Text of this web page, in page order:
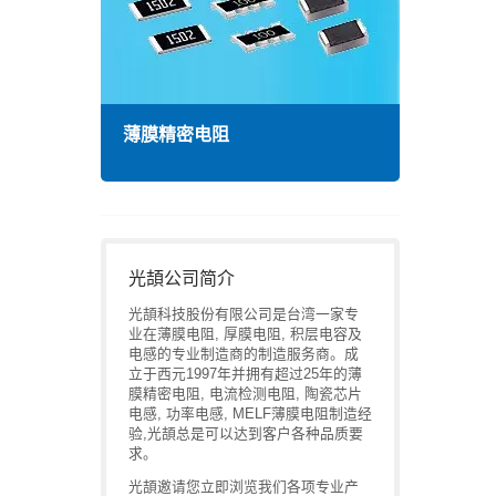
薄膜精密电阻
光頡公司简介
光頡科技股份有限公司是台湾一家专
业在薄膜电阻, 厚膜电阻, 积层电容及
电感的专业制造商的制造服务商。成
立于西元1997年并拥有超过25年的薄
膜精密电阻, 电流检测电阻, 陶瓷芯片
电感, 功率电感, MELF薄膜电阻制造经
验,光頡总是可以达到客户各种品质要
求。
光頡邀请您立即浏览我们各项专业产